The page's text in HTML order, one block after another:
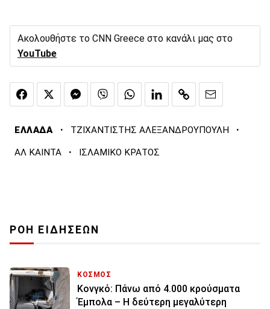
Ακολουθήστε το CNN Greece στο κανάλι μας στο
YouTube
ΕΛΛΑΔΑ · ΤΖΙΧΑΝΤΙΣΤΗΣ ΑΛΕΞΑΝΔΡΟΥΠΟΥΛΗ ·
ΑΛ ΚΑΙΝΤΑ · ΙΣΛΑΜΙΚΟ ΚΡΑΤΟΣ
ΡΟΗ ΕΙΔΗΣΕΩΝ
ΚΟΣΜΟΣ
Κονγκό: Πάνω από 4.000 κρούσματα
Έμπολα – Η δεύτερη μεγαλύτερη